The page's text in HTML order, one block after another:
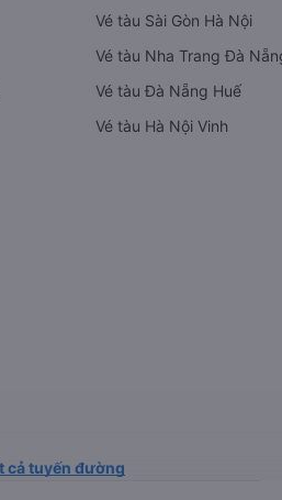
Vé tàu Sài Gòn Hà Nội
Vé tàu Nha Trang Đà
Vé tàu Đà Nẵng Huế
Vé tàu Hà Nội Vinh
cả tuyến đường